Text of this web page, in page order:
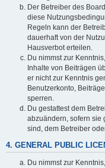
Der Betreiber des
diese
Regeln kann der
dauerhaft von der
Hausverbot erteilen.
Du nimmst zur
Inhalte von Beiträgen
er nicht zur Kenntnis
Benutzerkonto,
sperren.
Du gestattest dem
abzuändern, sofern sie
sind, dem Betreiber
4. GENERAL PUBLIC
Du nimmst zur